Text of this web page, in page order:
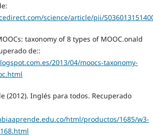
science/article/pii/
taxonomy of 8 types of MOOC.onald
de::
2013/04/moocs-taxonomy-
(2012). Inglés para todos. Recuperado
html/productos/1685/w3-